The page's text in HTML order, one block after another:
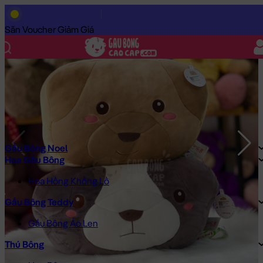
Săn Voucher Giảm Giá
Gấu Bông Noel
Hoa Gấu Bông
Hoa Hồng Khổng Lồ
Gấu Bông Teddy
Gấu Bông Áo Len
Thú Bông
Trang Chủ